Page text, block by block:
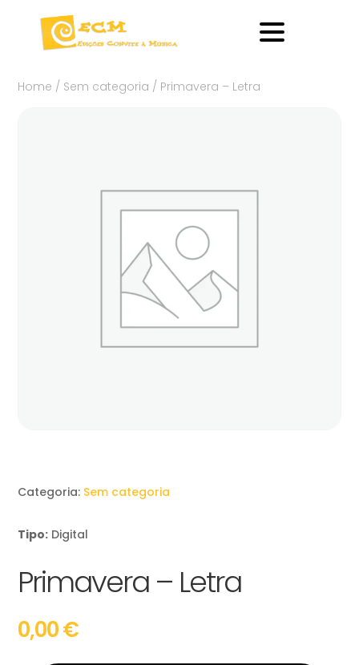
Home / Sem categoria / Primavera – Letra
Categoria: Sem categoria
Tipo: Digital
Primavera – Letra
0,00€